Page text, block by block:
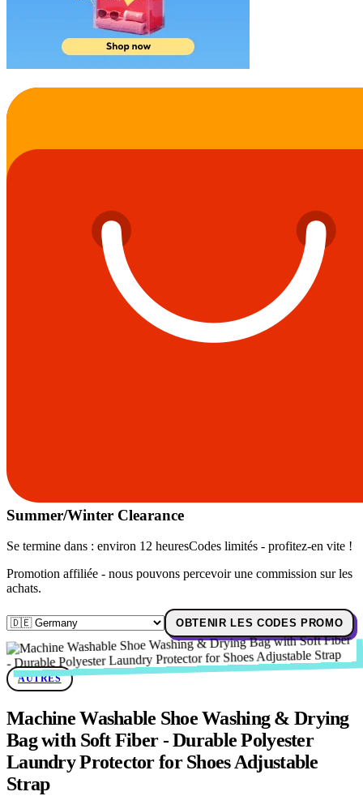
Summer/Winter Clearance
Se termine dans : environ 12 heuresCodes limités - profitez-en vite !
Promotion affiliée - nous pouvons percevoir une commission sur les
achats.
OBTENIR LES CODES PROMO
AUTRES
Machine Washable Shoe Washing & Drying
Bag with Soft Fiber - Durable Polyester
Laundry Protector for Shoes Adjustable
Strap